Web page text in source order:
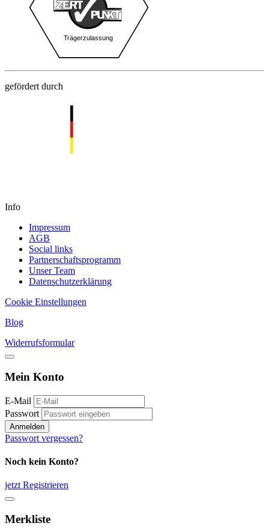
gefördert durch
Info
Impressum
AGB
Social links
Partnerschaftsprogramm
Unser Team
Datenschutzerklärung
Cookie Einstellungen
Blog
Widerrufsformular
Mein Konto
E-Mail
Passwort
Anmelden
Passwort vergessen?
Noch kein Konto?
jetzt Registrieren
Merkliste